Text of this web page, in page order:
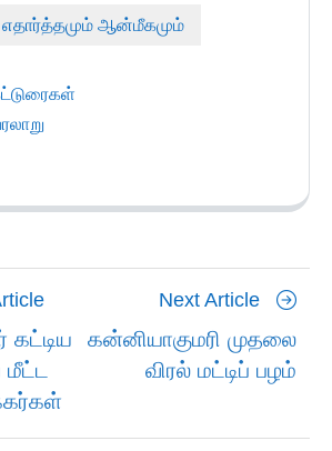
எதார்த்தமும் ஆன்மீகமும்
Previous
கட்டிய
Next Article
Next
கன்னியாகுமரி முதலை
விரல் மட்டிப் பழம்